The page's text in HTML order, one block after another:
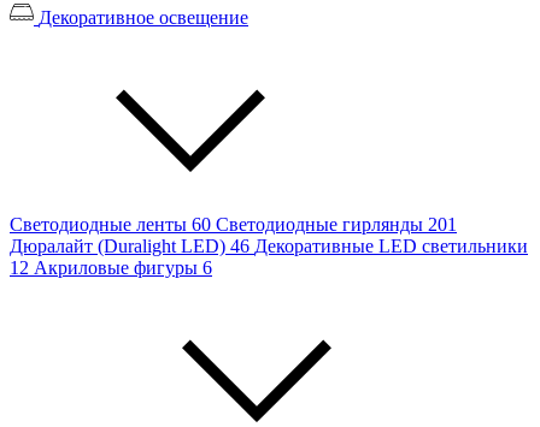
Декоративное освещение
Светодиодные ленты 60 Светодиодные гирлянды 201
Дюралайт (Duralight LED) 46 Декоративные LED светильники
12 Акриловые фигуры 6